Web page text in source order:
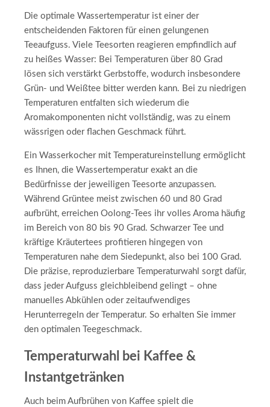
Die optimale Wassertemperatur ist einer der
entscheidenden Faktoren für einen gelungenen
Teeaufguss. Viele Teesorten reagieren empfindlich auf
zu heißes Wasser: Bei Temperaturen über 80 Grad
lösen sich verstärkt Gerbstoffe, wodurch insbesondere
Grün- und Weißtee bitter werden kann. Bei zu niedrigen
Temperaturen entfalten sich wiederum die
Aromakomponenten nicht vollständig, was zu einem
wässrigen oder flachen Geschmack führt.
Ein Wasserkocher mit Temperatureinstellung ermöglicht
es Ihnen, die Wassertemperatur exakt an die
Bedürfnisse der jeweiligen Teesorte anzupassen.
Während Grüntee meist zwischen 60 und 80 Grad
aufbrüht, erreichen Oolong-Tees ihr volles Aroma häufig
im Bereich von 80 bis 90 Grad. Schwarzer Tee und
kräftige Kräutertees profitieren hingegen von
Temperaturen nahe dem Siedepunkt, also bei 100 Grad.
Die präzise, reproduzierbare Temperaturwahl sorgt dafür,
dass jeder Aufguss gleichbleibend gelingt – ohne
manuelles Abkühlen oder zeitaufwendiges
Herunterregeln der Temperatur. So erhalten Sie immer
den optimalen Teegeschmack.
Temperaturwahl bei Kaffee &
Instantgetränken
Auch beim Aufbrühen von Kaffee spielt die